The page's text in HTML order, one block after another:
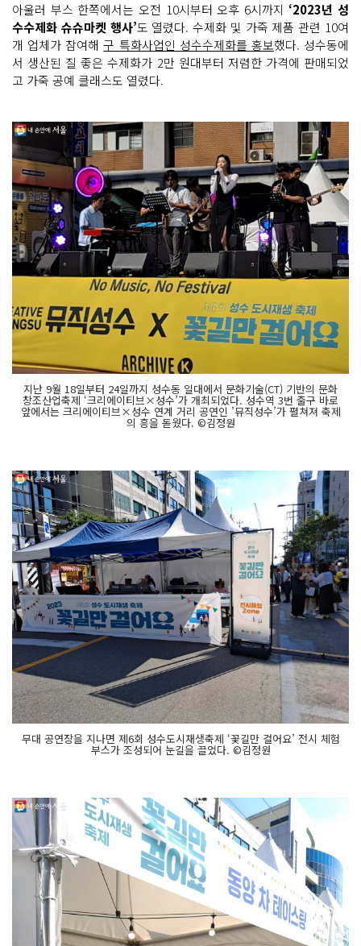
아울러 부스 한쪽에서는 오전 10시부터 오후 6시까지 ‘2023년 성
수수제화 슈슈마켓 행사’도 열렸다. 수제화 및 가죽 제품 관련 10여
개 업체가 참여해구 특화사업인 성수수제화를 홍보했다. 성수동에
서 생산된 질 좋은 수제화가 2만 원대부터 저렴한 가격에 판매되었
고 가죽 공예 클래스도 열렸다.
지난 9월 18일부터 24일까지 성수동 일대에서 문화기술(CT) 기반의 문화
창조산업축제 ‘크리에이티브×성수’가 개최되었다. 성수역 3번 출구 바로
앞에서는 크리에이티브×성수 연계 거리 공연인 ’뮤직성수’가 펼쳐져 축제
의 흥을 돋웠다. ©김정원
무대 공연장을 지나면 제6회 성수도시재생축제 ‘꽃길만 걸어요’ 전시 체험
부스가 조성되어 눈길을 끌었다. ©김정원